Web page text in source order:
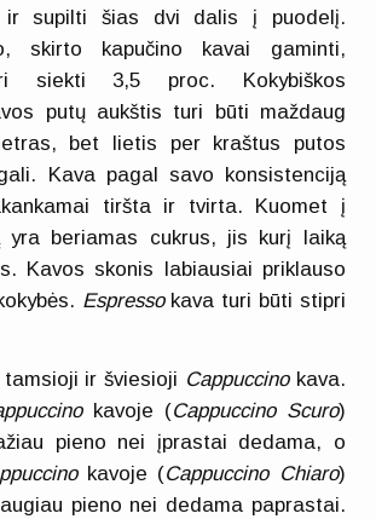
ir supilti šias dvi dalis į puodelį.
skirto kapučino kavai gaminti,
siekti 3,5 proc. Kokybiškos
putų aukštis turi būti maždaug
bet lietis per kraštus putos
Kava pagal savo konsistenciją
tiršta ir tvirta. Kuomet į
yra beriamas cukrus, jis kurį laiką
Kavos skonis labiausiai priklauso
Espressokava turi būti stipri
ir šviesioji Cappuccinokava.
kavoje (Cappuccino Scuro)
pieno nei įprastai dedama, o
kavoje (Cappuccino Chiaro)
pieno nei dedama paprastai.